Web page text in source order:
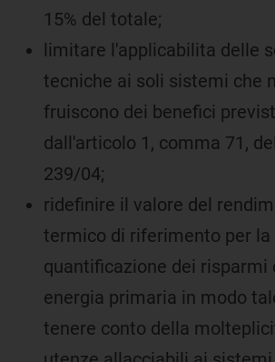
15% del totale;
limitare l'applicabilita delle
tecniche ai soli sistemi che
fruiscono dei benefici
dall'articolo 1, comma 71,
239/04;
ridefinire il valore del
termico di riferimento per la
quantificazione dei risparmi
energia primaria in modo
tenere conto della